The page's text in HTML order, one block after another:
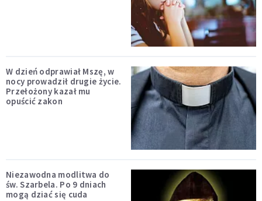
W dzień odprawiał Mszę, w
nocy prowadził drugie życie.
Przełożony kazał mu
opuścić zakon
Niezawodna modlitwa do
św. Szarbela. Po 9 dniach
mogą dziać się cuda